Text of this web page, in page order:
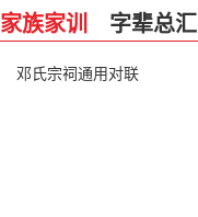
家族家训 字辈总汇
邓氏宗祠通用对联